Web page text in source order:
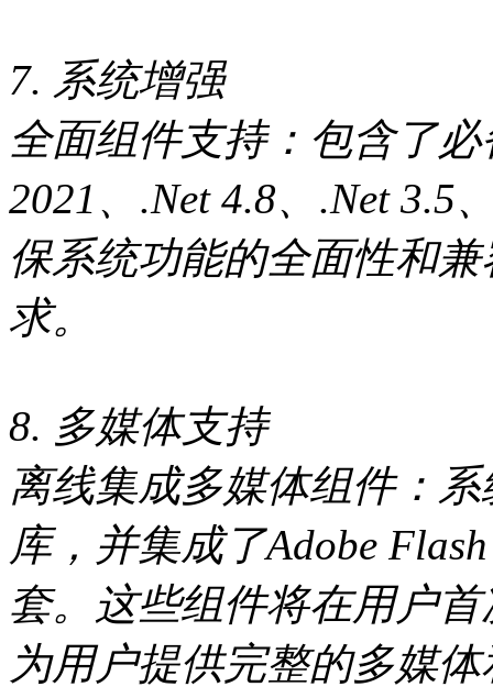
7. 系统增强
全面组件支持：包含了
2021、.Net 4.8、.Net 3.5
保系统功能的全面性和
求。
8. 多媒体支持
离线集成多媒体组件：
库，并集成了Adobe
套。这些组件将在用户
为用户提供完整的多媒